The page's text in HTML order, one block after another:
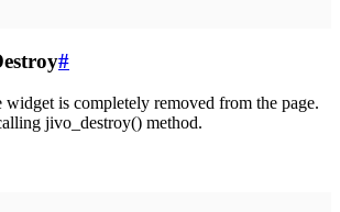
#
widget is completely removed from the page.
jivo_destroy() method.